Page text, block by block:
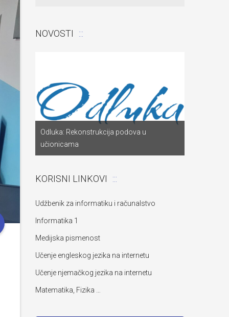
NOVOSTI
Odluka: Rekonstrukcija podova u
učionicama
KORISNI LINKOVI
Udžbenik za informatiku i računalstvo
Informatika 1
Medijska pismenost
Učenje engleskog jezika na internetu
Učenje njemačkog jezika na internetu
Matematika, Fizika …